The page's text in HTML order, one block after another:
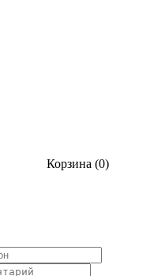
Корзина (0)